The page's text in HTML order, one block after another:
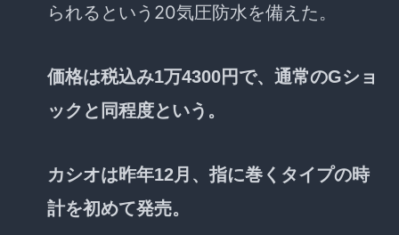
られるという20気圧防水を備えた。
価格は税込み1万4300円で、通常のGショ
ックと同程度という。
カシオは昨年12月、指に巻くタイプの時
計を初めて発売。